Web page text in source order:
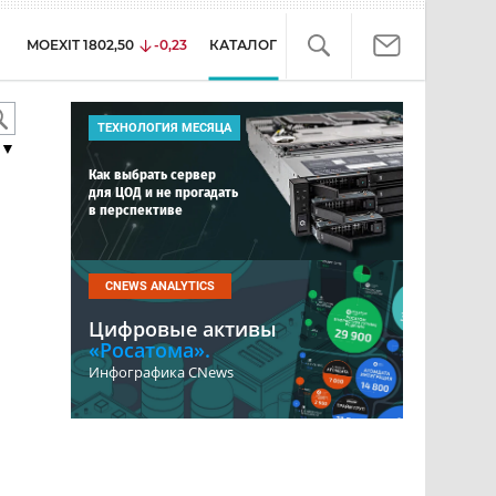
MOEXIT 1802,50 -0,23 КАТАЛОГ
ТЕХНОЛОГИЯ МЕСЯЦА
Как выбрать сервер
для ЦОД и не прогадать
в перспективе
CNEWS ANALYTICS
Цифровые активы
«Росатома».
Инфографика CNews